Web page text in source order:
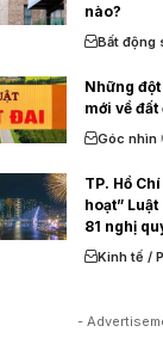
nào?
Bất động
Những
mới về đất
Góc nhìn
TP. Hồ
hoạt”
81 nghị
Kinh tế /
-